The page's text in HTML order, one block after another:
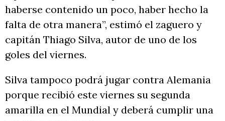
haberse contenido un poco, haber hecho la
falta de otra manera”, estimó el zaguero y
capitán Thiago Silva, autor de uno de los
goles del viernes.
Silva tampoco podrá jugar contra Alemania
porque recibió este viernes su segunda
amarilla en el Mundial y deberá cumplir una